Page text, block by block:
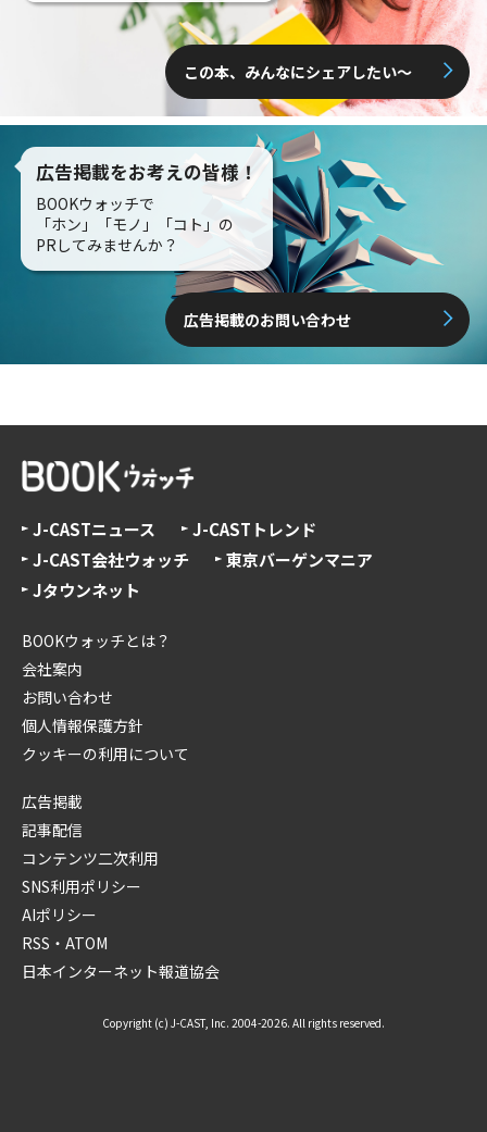
この本、みんなにシェアしたい〜
広告掲載をお考えの皆様！
BOOKウォッチで
「ホン」「モノ」「コト」の
PRしてみませんか？
広告掲載のお問い合わせ
J-CASTニュース
J-CASTトレンド
J-CAST会社ウォッチ
東京バーゲンマニア
Jタウンネット
BOOKウォッチとは？
会社案内
お問い合わせ
個人情報保護方針
クッキーの利用について
広告掲載
記事配信
コンテンツ二次利用
SNS利用ポリシー
AIポリシー
RSS・ATOM
日本インターネット報道協会
Copyright (c) J-CAST, Inc. 2004-2026. All rights reserved.